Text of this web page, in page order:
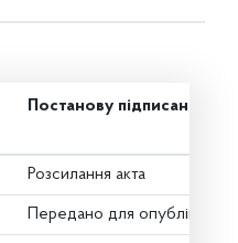
Постанову підписано
Розсилання акта
Передано для